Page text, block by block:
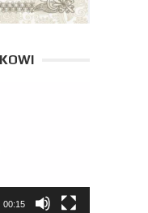
00:15